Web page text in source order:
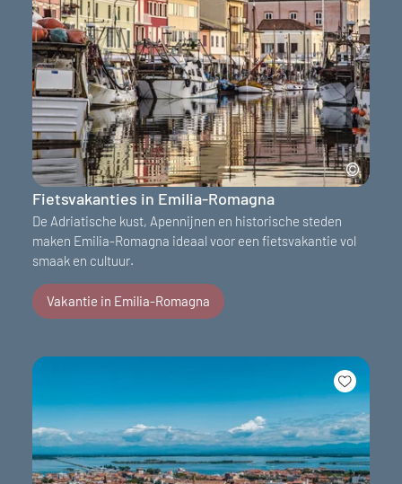
Fietsvakanties in Emilia-Romagna
De Adriatische kust, Apennijnen en historische steden
maken Emilia-Romagna ideaal voor een fietsvakantie vol
smaak en cultuur.
Vakantie in Emilia-Romagna